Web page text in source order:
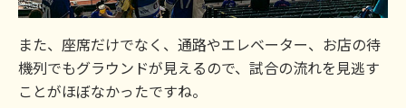
また、座席だけでなく、通路やエレベーター、お店の待
機列でもグラウンドが見えるので、試合の流れを見逃す
ことがほぼなかったですね。